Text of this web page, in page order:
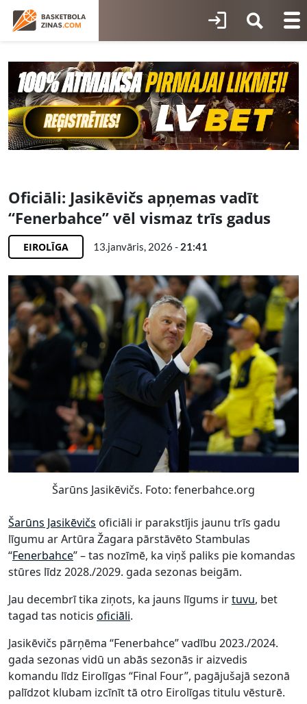
Oficiāli: Jasikēvičs apņemas vadīt
“Fenerbahce” vēl vismaz trīs gadus
EIROLĪGA 13.janvāris, 2026 - 21:41
Šarūns Jasikēvičs. Foto: fenerbahce.org
Šarūns Jasikēvičs oficiāli ir parakstījis jaunu trīs gadu
līgumu ar Artūra Žagara pārstāvēto Stambulas
“Fenerbahce” – tas nozīmē, ka viņš paliks pie komandas
stūres līdz 2028./2029. gada sezonas beigām.
Jau decembrī tika ziņots, ka jauns līgums irtuvu, bet
tagad tas noticis oficiāli.
Jasikēvičs pārņēma “Fenerbahce” vadību 2023./2024.
gada sezonas vidū un abās sezonās ir aizvedis
komandu līdz Eirolīgas “Final Four”, pagājušajā sezonā
palīdzot klubam izcīnīt tā otro Eirolīgas titulu vēsturē.